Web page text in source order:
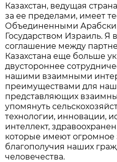
Казахстан, ведущая
за ее пределами, имеет
Объединенными
Государством Израиль. Я
соглашение между
Казахстана еще больше
двустороннее
нашими взаимными
преимуществами для
представляющих
упомянуть
технологии, инновации,
интеллект,
которые имеют огромное
благополучия наших
человечества.